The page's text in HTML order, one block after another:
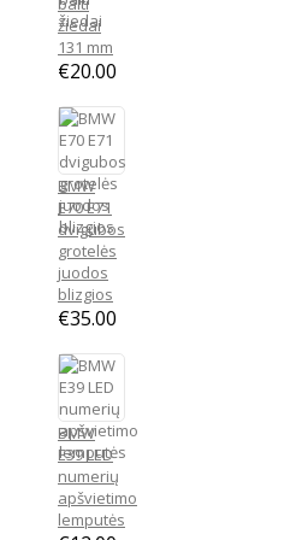
žiedai
131 mm
€20.00
BMW
E70 E71
dvigubos
grotelės
juodos
blizgios
€35.00
BMW
E39 LED
numerių
apšvietimo
lemputės